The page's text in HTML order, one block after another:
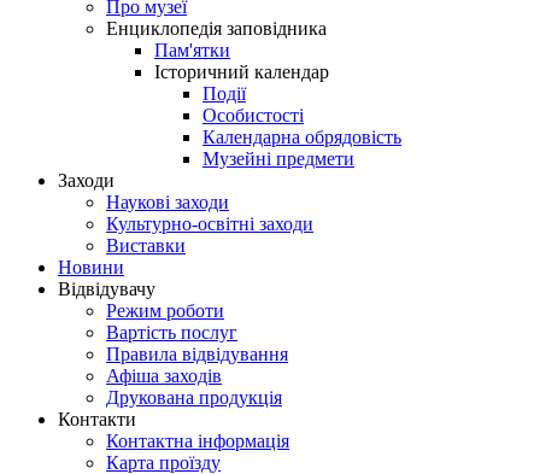
Про музеї
Енциклопедія заповідника
Пам'ятки
Історичний календар
Події
Особистості
Календарна обрядовість
Музейні предмети
Заходи
Наукові заходи
Культурно-освітні заходи
Виставки
Новини
Відвідувачу
Режим роботи
Вартість послуг
Правила відвідування
Афіша заходів
Друкована продукція
Контакти
Контактна інформація
Карта проїзду